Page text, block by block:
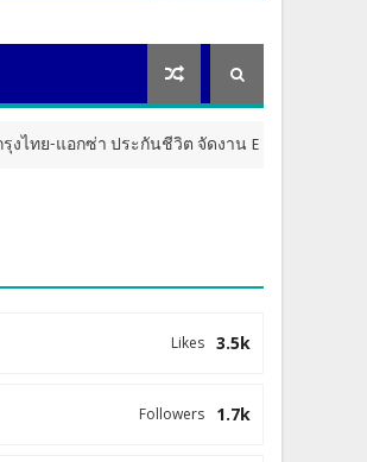
ซ่า ประกันชีวิต จัดงาน ERD Special Meeting หนุ
3.5k
Likes
1.7k
Followers